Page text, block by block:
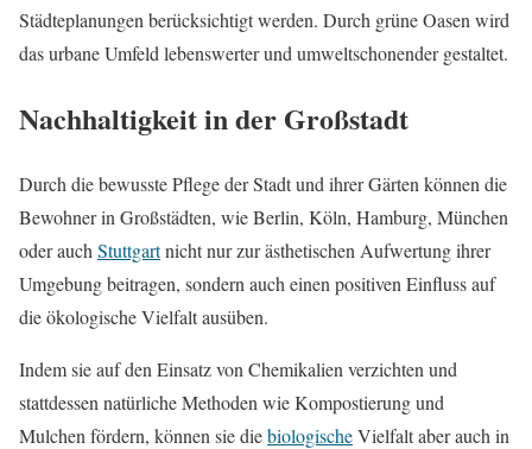
Städteplanungen berücksichtigt werden. Durch grüne Oasen wird
das urbane Umfeld lebenswerter und umweltschonender gestaltet.
Nachhaltigkeit in der Großstadt
Durch die bewusste Pflege der Stadt und ihrer Gärten können die
Bewohner in Großstädten, wie Berlin, Köln, Hamburg, München
oder auch Stuttgartnicht nur zur ästhetischen Aufwertung ihrer
Umgebung beitragen, sondern auch einen positiven Einfluss auf
die ökologische Vielfalt ausüben.
Indem sie auf den Einsatz von Chemikalien verzichten und
stattdessen natürliche Methoden wie Kompostierung und
Mulchen fördern, können sie diebiologischeVielfalt aber auch in